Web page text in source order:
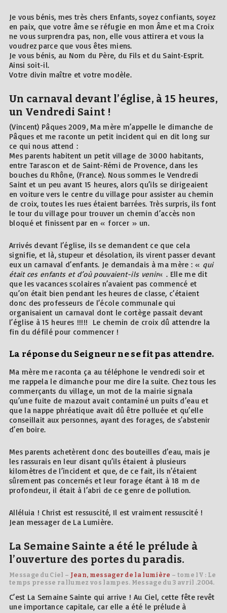
Je vous bénis, mes très chers Enfants, soyez confiants, soyez
en paix, que votre âme se réfugie en mon Âme et ma Croix
ne vous surprendra pas, non, elle vous attirera et vous la
voudrez parce que vous êtes miens.
Je vous bénis, au Nom du Père, du Fils et du Saint-Esprit.
Ainsi soit-il.
Votre divin maître et votre modèle.
Un carnaval devant l’église, à 15 heures,
un Vendredi Saint !
(Vincent) Pâques 2009, Ma mère m’appelle le dimanche de
Pâques et me raconte un petit incident qui en dit long sur
ce qui nous attend :
Mes parents habitent un petit village de 3000 habitants,
entre Tarascon et de Saint-Rémi de Provence, dans les
bouches du Rhône, (France). Nous sommes le Vendredi
Saint et un peu avant 15 heures, alors qu’ils se dirigeaient
en voiture vers le centre du village pour assister au chemin
de croix, toutes les rues étaient barrées. Très surpris, ils font
le tour du village pour trouver un chemin d’accès non
bloqué et finissent par en « forcer » un.
Arrivés devant l’église, ils se demandent ce que cela
signifie, et là, stupeur et désolation, ils virent passer devant
eux un carnaval d’enfants. Je demandais à ma mère : « qui
était ces enfants et d’où pouvaient-ils venir« . Elle me dit
que les vacances scolaires n’avaient pas commencé et
qu’on était bien pendant les heures de classe, c’étaient
donc des professeurs de l’école communale qui
organisaient un carnaval dont le cortège passait devant
l’église à 15 heures !!!!! Le chemin de croix dû attendre la
fin du défilé pour commencer !
La réponse du Seigneur ne se fit pas attendre.
Ma mère me raconta ça au téléphone le vendredi soir et
me rappela le dimanche pour me dire la suite. Chez tous les
commerçants du village, un mot de la mairie signala
qu’une fuite de mazout avait contaminé un puits d’eau et
que la nappe phréatique avait dû être polluée et qu’elle
conseillait aux personnes, ayant des forages, de s’abstenir
d’en boire.
Mes parents achetèrent donc des bouteilles d’eau, mais je
les rassurais en leur disant qu’ils étaient à plusieurs
kilomètres de l’incident et que, de ce fait, ils n’étaient
sûrement pas concernés et leur forage étant à 18 m de
profondeur, il était à l’abri de ce genre de pollution.
Alléluia ! Christ est ressuscité, Il est vraiment ressuscité !
Jean messager de La Lumière.
La Semaine Sainte a été le prélude à
l’ouverture des portes du paradis.
Message du Ciel – Jean, messager de la lumière – tome IV : Le
temps presse rallumez vos lampes. Message du 3 avril .2004.
C’est La Semaine Sainte qui arrive ! Au Ciel, cette fête revêt
une importance capitale, car elle a été le prélude à